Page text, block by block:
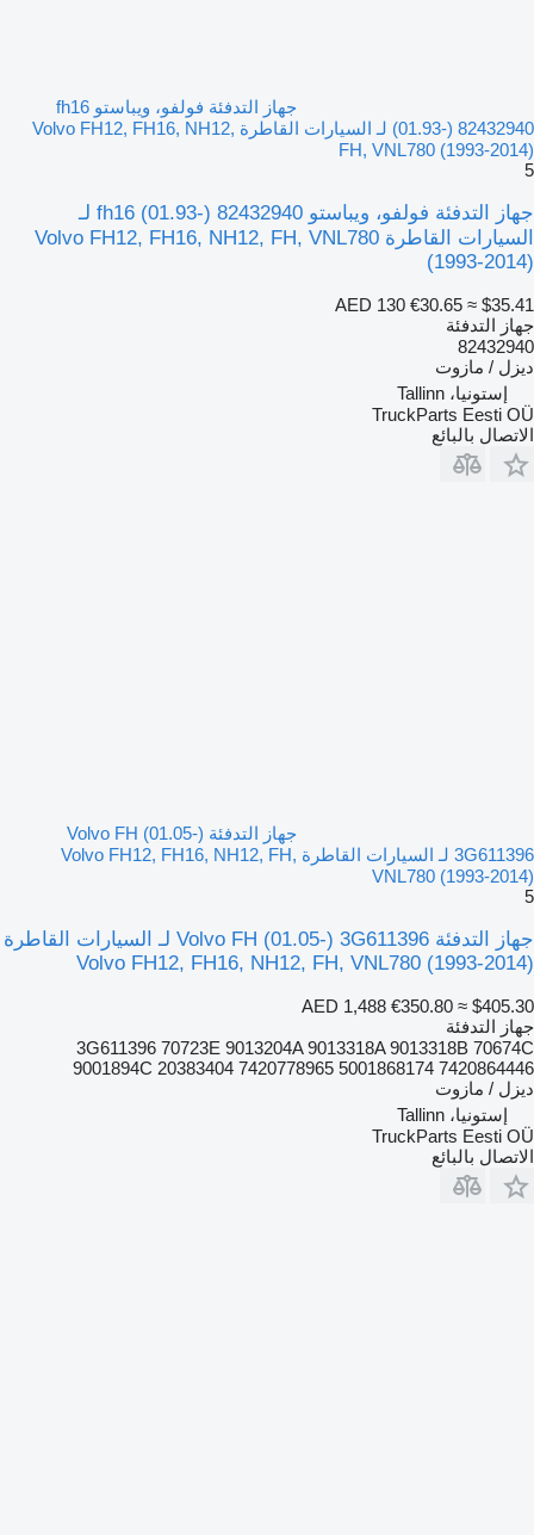
جهاز التدفئة فولفو، ويباستو fh16
(01.93-) 82432940 لـ السيارات القاطرة Volvo FH12, FH16, NH12,
FH, VNL780 (1993-2014)
5
جهاز التدفئة فولفو، ويباستو fh16 (01.93-) 82432940 لـ
السيارات القاطرة Volvo FH12, FH16, NH12, FH, VNL780
(1993-2014)
AED 130 €30.65 ≈ $35.41
جهاز التدفئة
82432940
ديزل / مازوت
إستونيا، Tallinn
TruckParts Eesti OÜ
الاتصال بالبائع
جهاز التدفئة Volvo FH (01.05-)
3G611396 لـ السيارات القاطرة Volvo FH12, FH16, NH12, FH,
VNL780 (1993-2014)
5
جهاز التدفئة Volvo FH (01.05-) 3G611396 لـ السيارات القاطرة
Volvo FH12, FH16, NH12, FH, VNL780 (1993-2014)
AED 1,488 €350.80 ≈ $405.30
جهاز التدفئة
3G611396 70723E 9013204A 9013318A 9013318B 70674C
9001894С 20383404 7420778965 5001868174 7420864446
ديزل / مازوت
إستونيا، Tallinn
TruckParts Eesti OÜ
الاتصال بالبائع